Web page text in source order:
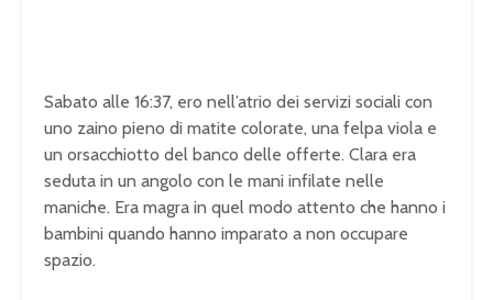
Sabato alle 16:37, ero nell’atrio dei servizi sociali con
uno zaino pieno di matite colorate, una felpa viola e
un orsacchiotto del banco delle offerte. Clara era
seduta in un angolo con le mani infilate nelle
maniche. Era magra in quel modo attento che hanno i
bambini quando hanno imparato a non occupare
spazio.